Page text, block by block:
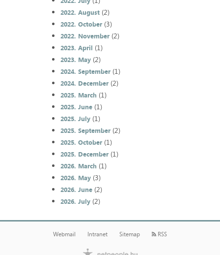
2022. August(2)
2022. October(3)
2022. November(2)
2023. April (1)
2023. May(2)
2024. September(1)
2024. December(2)
2025. March (1)
2025. June(1)
2025. July(1)
2025. September(2)
2025. October(1)
2025. December(1)
2026. March (1)
2026. May(3)
2026. June(2)
2026. July(2)
Webmail Intranet Sitemap RSS